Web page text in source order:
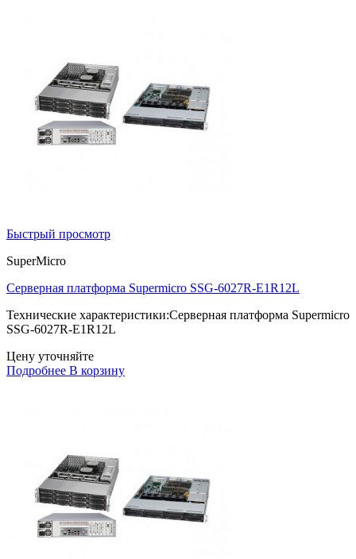
Быстрый просмотр
SuperMicro
Серверная платформа Supermicro SSG-6027R-E1R12L
Технические характеристики:Серверная платформа Supermicro
SSG-6027R-E1R12L
Цену уточняйте
Подробнее В корзину